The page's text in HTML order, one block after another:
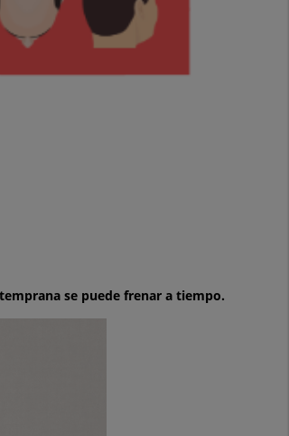
se puede frenar a tiempo.